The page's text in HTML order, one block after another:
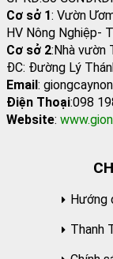
Cơ sở 1: Vườn
HV Nông Nghiệp-
Cơ sở 2:Nhà vườn
ĐC: Đường Lý
Email:
Điện Thoại:098
Website:
Hướng
Thanh